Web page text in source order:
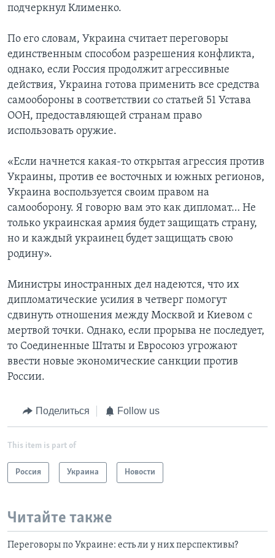
подчеркнул Клименко.
По его словам, Украина считает переговоры
единственным способом разрешения конфликта,
однако, если Россия продолжит агрессивные
действия, Украина готова применить все средства
самообороны в соответствии со статьей 51 Устава
ООН, предоставляющей странам право
использовать оружие.
«Если начнется какая-то открытая агрессия против
Украины, против ее восточных и южных регионов,
Украина воспользуется своим правом на
самооборону. Я говорю вам это как дипломат… Не
только украинская армия будет защищать страну,
но и каждый украинец будет защищать свою
родину».
Министры иностранных дел надеются, что их
дипломатические усилия в четверг помогут
сдвинуть отношения между Москвой и Киевом с
мертвой точки. Однако, если прорыва не последует,
то Соединенные Штаты и Евросоюз угрожают
ввести новые экономические санкции против
России.
Поделиться Follow us
This item is part of
Россия Украина Новости
Читайте также
Переговоры по Украине: есть ли у них перспективы?